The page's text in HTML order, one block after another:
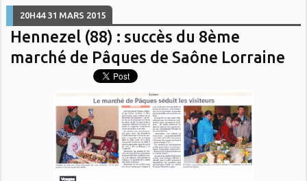
20H44 31 MARS 2015
Hennezel (88) : succès du 8ème
marché de Pâques de Saône Lorraine